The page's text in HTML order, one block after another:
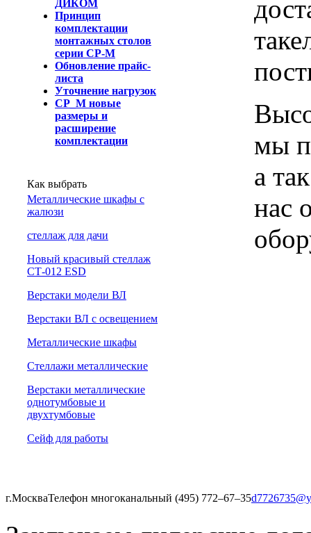
ДИКОМ
Принцип
комплектации
монтажных столов
серии СР-М
Обновление прайс-
листа
Уточнение нагрузок
СР_М новые
размеры и
расширение
комплектации
Как выбрать
Металлические шкафы с
жалюзи
cтеллаж для дачи
Новый красивый стеллаж
СТ-012 ESD
Верстаки модели ВЛ
Верстаки ВЛ с освещением
Металлические шкафы
Стеллажи металлические
Верстаки металлические
однотумбовые и
двухтумбовые
Сейф для работы
мы
а
нас
г.МоскваТелефон многоканальный (495) 772‒67‒35